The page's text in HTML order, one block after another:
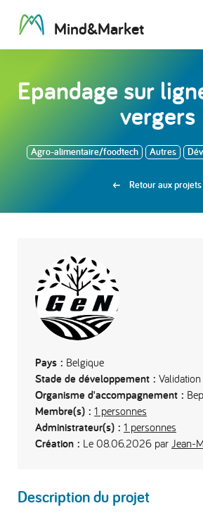
Mind&Market
Epandage sur
vergers
Agro-alimentaire/foodtech Autres
Retour aux projets
Pays : Belgique
Stade de développement :
Organisme d'accompagnement : Bep
Membre(s) : 1 personnes
Administrateur(s) : 1 personnes
Création : Le 08.06.2026 par Jean-
Description du projet